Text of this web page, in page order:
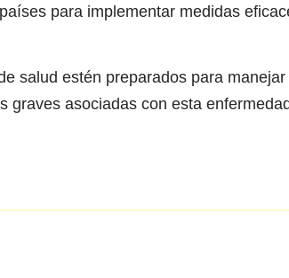
para implementar medidas
salud estén preparados para
graves asociadas con esta